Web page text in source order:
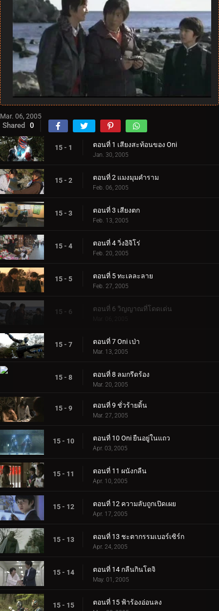
Mar. 06, 2005
Shared 0
15 - 1 ตอนที่ 1 เสียงสะท้อนของ Oni
Jan. 30, 2005
15 - 2 ตอนที่ 2 แมงมุมคำราม
Feb. 06, 2005
15 - 3 ตอนที่ 3 เสียงตก
Feb. 13, 2005
15 - 4 ตอนที่ 4 วิ่งอิจิโร่
Feb. 20, 2005
15 - 5 ตอนที่ 5 ทะเลละลาย
Feb. 27, 2005
15 - 6 ตอนที่ 6 วิญญาณที่โดดเด่น
Mar. 06, 2005
15 - 7 ตอนที่ 7 Oni เป่า
Mar. 13, 2005
15 - 8 ตอนที่ 8 ลมกรีดร้อง
Mar. 20, 2005
15 - 9 ตอนที่ 9 ชั่วร้ายดิ้น
Mar. 27, 2005
15 - 10 ตอนที่ 10 Oni ยืนอยู่ในแถว
Apr. 03, 2005
15 - 11 ตอนที่ 11 ผนังกลืน
Apr. 10, 2005
15 - 12 ตอนที่ 12 ความลับถูกเปิดเผย
Apr. 17, 2005
15 - 13 ตอนที่ 13 ชะตากรรมเบอร์เซิร์ก
Apr. 24, 2005
15 - 14 ตอนที่ 14 กลืนกินโดจิ
May. 01, 2005
15 - 15 ตอนที่ 15 ฟ้าร้องอ่อนลง